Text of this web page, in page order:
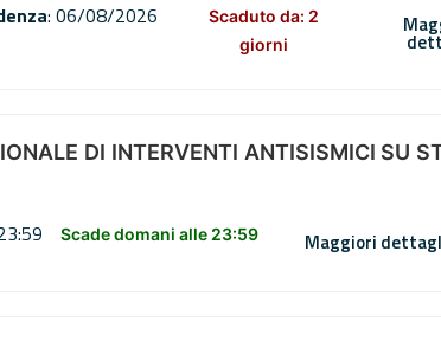
: 06/08/2026
Scaduto da: 2
giorni
DI INTERVENTI ANTISISMICI SU
Scade domani alle 23:59 Maggiori